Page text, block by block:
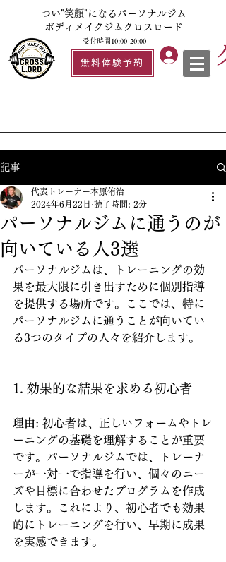
つい"笑顔"になるパーソナルジム
ボディメイクジムクロスロード
受付時間10:00-20:00
無料体験予約 ロ
記事
パーソナルジムに通うのが
向いている人3選
代表トレーナー本原侑治
2024年6月22日 読了時間: 2分
パーソナルジムは、トレーニングの効
果を最大限に引き出すために個別指導
を提供する場所です。ここでは、特に
パーソナルジムに通うことが向いてい
る3つのタイプの人々を紹介します。
1. 効果的な結果を求める初心者
理由: 初心者は、正しいフォームやトレ
ーニングの基礎を理解することが重要
です。パーソナルジムでは、トレーナ
ーが一対一で指導を行い、個々のニー
ズや目標に合わせたプログラムを作成
します。これにより、初心者でも効果
的にトレーニングを行い、早期に成果
を実感できます。